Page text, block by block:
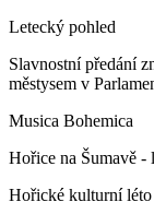
Letecký pohled
Slavnostní předání
městysem v
Musica Bohemica
Hořice na Šumavě -
Hořické kulturní